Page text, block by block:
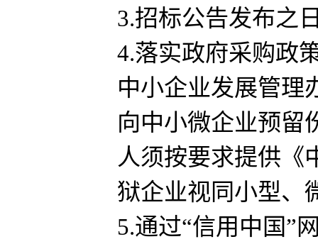
3.招标公告发布之
4.落实政府采购政
中小企业发展管理
向中小微企业预留
人须按要求提供《
狱企业视同小型、
5.通过“信用中国”